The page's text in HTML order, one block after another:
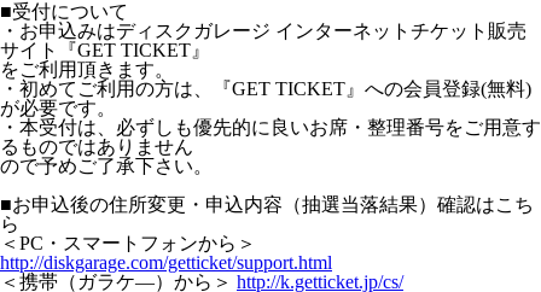
■受付について
・お申込みはディスクガレージ インターネットチケット販売
サイト『GET TICKET』
をご利用頂きます。
・初めてご利用の方は、『GET TICKET』への会員登録(無料)
が必要です。
・本受付は、必ずしも優先的に良いお席・整理番号をご用意す
るものではありません
ので予めご了承下さい。
■お申込後の住所変更・申込内容（抽選当落結果）確認はこち
ら
＜PC・スマートフォンから＞
http://diskgarage.com/getticket/support.html
＜携帯（ガラケ―）から＞ http://k.getticket.jp/cs/